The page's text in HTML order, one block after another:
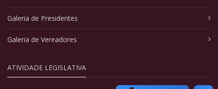
Galeria de Presidentes
Galeria de Vereadores
ATIVIDADE LEGISLATIVA